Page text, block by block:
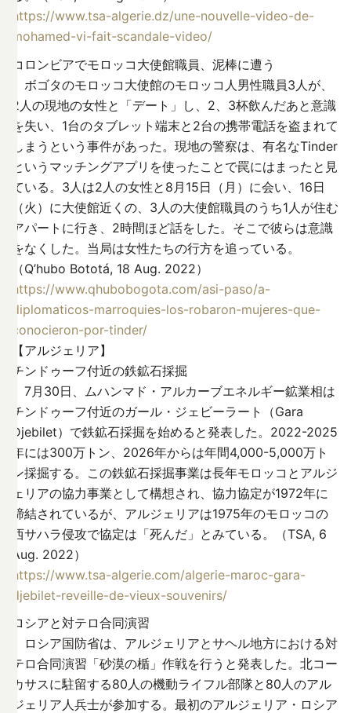
https://www.tsa-algerie.dz/une-nouvelle-video-de-
mohamed-vi-fait-scandale-video/
コロンビアでモロッコ大使館職員、泥棒に遭う
ボゴタのモロッコ大使館のモロッコ人男性職員3人が、
2人の現地の女性と「デート」し、2、3杯飲んだあと意識
を失い、1台のタブレット端末と2台の携帯電話を盗まれて
しまうという事件があった。現地の警察は、有名なTinder
というマッチングアプリを使ったことで罠にはまったと見
ている。3人は2人の女性と8月15日（月）に会い、16日
（火）に大使館近くの、3人の大使館職員のうち1人が住む
アパートに行き、2時間ほど話をした。そこで彼らは意識
をなくした。当局は女性たちの行方を追っている。
（Q’hubo Bototá, 18 Aug. 2022）
https://www.qhubobogota.com/asi-paso/a-
diplomaticos-marroquies-los-robaron-mujeres-que-
conocieron-por-tinder/
【アルジェリア】
チンドゥーフ付近の鉄鉱石採掘
7月30日、ムハンマド・アルカーブエネルギー鉱業相は
チンドゥーフ付近のガール・ジェビーラート（Gara
Djebilet）で鉄鉱石採掘を始めると発表した。2022-2025
年には300万トン、2026年からは年間4,000-5,000万ト
ン採掘する。この鉄鉱石採掘事業は長年モロッコとアルジ
ェリアの協力事業として構想され、協力協定が1972年に
締結されているが、アルジェリアは1975年のモロッコの
西サハラ侵攻で協定は「死んだ」とみている。（TSA, 6
Aug. 2022）
https://www.tsa-algerie.com/algerie-maroc-gara-
djebilet-reveille-de-vieux-souvenirs/
ロシアと対テロ合同演習
ロシア国防省は、アルジェリアとサヘル地方における対
テロ合同演習「砂漠の楯」作戦を行うと発表した。北コー
カサスに駐留する80人の機動ライフル部隊と80人のアル
ジェリア人兵士が参加する。最初のアルジェリア・ロシア